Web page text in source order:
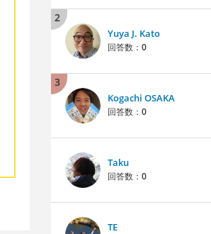
2
Yuya J. Kato
回答数： 0
3
Kogachi OSAKA
回答数： 0
Taku
回答数： 0
TE